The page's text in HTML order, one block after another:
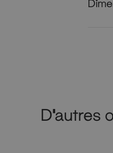
D'autres